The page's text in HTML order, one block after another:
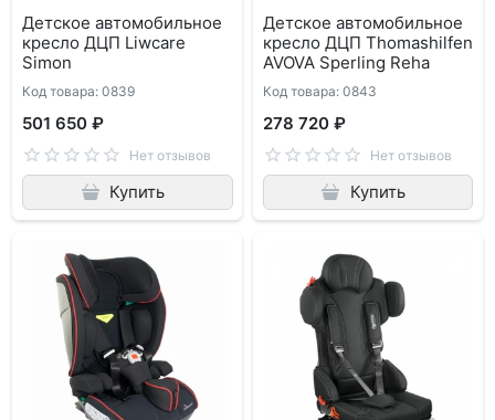
Детское автомобильное
кресло ДЦП Liwcare
Simon
Код товара: 0839
501 650 ₽
Нет отзывов
Купить
Детское автомобильное
кресло ДЦП Thomashilfen
AVOVA Sperling Reha
Код товара: 0843
278 720 ₽
Нет отзывов
Купить